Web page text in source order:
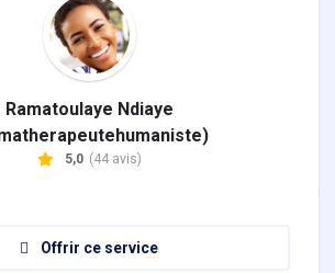
Ramatoulaye Ndiaye
5,0 (44 avis)
Offrir ce service